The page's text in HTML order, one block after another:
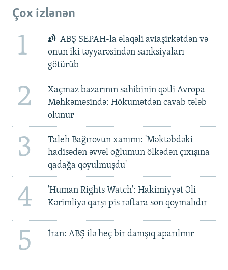
Çox izlənən
1
ABŞ SEPAH-la əlaqəli aviaşirkətdən və
onun iki təyyarəsindən sanksiyaları
götürüb
2
Xaçmaz bazarının sahibinin qətli Avropa
Məhkəməsində: Hökumətdən cavab tələb
olunur
3
Taleh Bağırovun xanımı: 'Məktəbdəki
hadisədən əvvəl oğlumun ölkədən çıxışına
qadağa qoyulmuşdu'
4
'Human Rights Watch': Hakimiyyət Əli
Kərimliyə qarşı pis rəftara son qoymalıdır
5 İran: ABŞ ilə heç bir danışıq aparılmır